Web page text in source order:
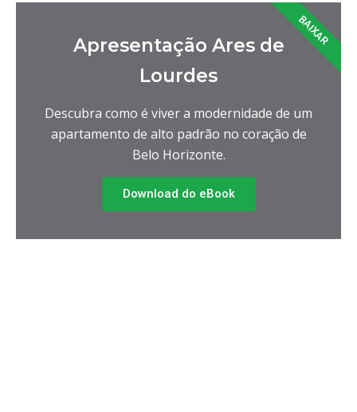
Apresentação Ares de
Lourdes
Descubra como é viver a modernidade de um
apartamento de alto padrão no coração de
Belo Horizonte.
Download do eBook
BAIXAR